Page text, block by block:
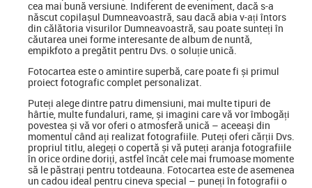
cea mai bună versiune. Indiferent de eveniment, dacă s-a
născut copilașul Dumneavoastră, sau dacă abia v-ați întors
din călătoria visurilor Dumneavoastră, sau poate sunteți în
căutarea unei forme interesante de album de nuntă,
empikfoto a pregătit pentru Dvs. o soluție unică.
Fotocartea este o amintire superbă, care poate fi și primul
proiect fotografic complet personalizat.
Puteți alege dintre patru dimensiuni, mai multe tipuri de
hârtie, multe fundaluri, rame, și imagini care vă vor îmbogăți
povestea și vă vor oferi o atmosferă unică – aceeași din
momentul când ați realizat fotografiile. Puteți oferi cărții Dvs.
propriul titlu, alegeți o copertă și vă puteți aranja fotografiile
în orice ordine doriți, astfel încât cele mai frumoase momente
să le păstrați pentru totdeauna. Fotocartea este de asemenea
un cadou ideal pentru cineva special – puneți în fotografii o